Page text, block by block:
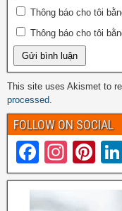
Thông báo cho tôi
Thông báo cho tôi
This site uses Akismet to
processed.
FOLLOW ON SOCIAL
F
a
c
In
st
a
Pi
nt